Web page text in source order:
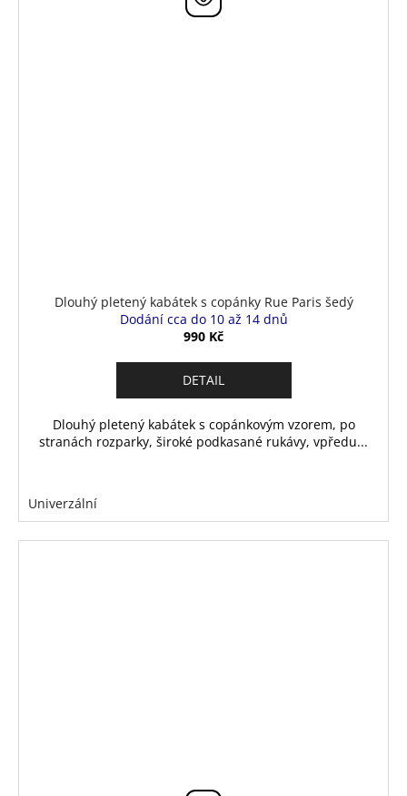
Dlouhý pletený kabátek s copánky Rue Paris šedý
Dodání cca do 10 až 14 dnů
990 Kč
DETAIL
Dlouhý pletený kabátek s copánkovým vzorem, po
stranách rozparky, široké podkasané rukávy, vpředu...
Univerzální